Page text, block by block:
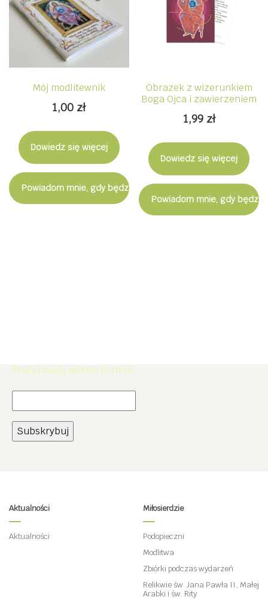
Mój modlitewnik
1,00 zł
Dowiedz się więcej
Powiadom mnie, gdy będzie dostępny
Obrazek z wizerunkiem
Boga Ojca i zawierzeniem
1,99 zł
Dowiedz się więcej
Powiadom mnie, gdy
Podaj swój adres e-mail:
Aktualności
Aktualności
Miłosierdzie
Podopieczni
Modlitwa
Zbiórki podczas wydarzeń
Relikwie św. Jana Pawła II, Małej
Arabki i św. Rity